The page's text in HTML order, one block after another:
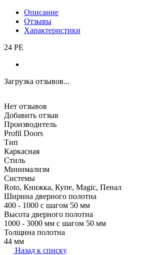
Описание
Отзывы
Характеристики
24 PE
Загрузка отзывов...
Нет отзывов
Добавить отзыв
Производитель
Profil Doors
Тип
Каркасная
Стиль
Минимализм
Системы
Roto, Книжка, Купе, Magic, Пенал
Ширина дверного полотна
400 - 1000 с шагом 50 мм
Высота дверного полотна
1000 - 3000 мм с шагом 50 мм
Толщина полотна
44 мм
Назад к списку